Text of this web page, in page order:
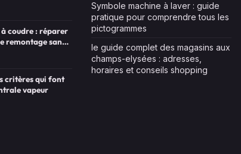
coudre : réparer
remontage sans
critères qui font
vapeur
Symbole machine à laver : guide
pratique pour comprendre tous les
pictogrammes
le guide complet des magasins aux
champs-elysées : adresses,
horaires et conseils shopping